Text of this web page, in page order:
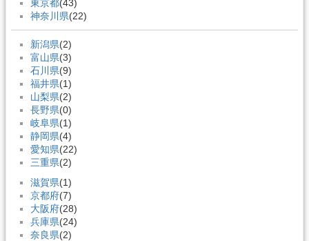
東京都(43)
神奈川県(22)
新潟県(2)
富山県(3)
石川県(9)
福井県(1)
山梨県(2)
長野県(0)
岐阜県(1)
静岡県(4)
愛知県(22)
三重県(2)
滋賀県(1)
京都府(7)
大阪府(28)
兵庫県(24)
奈良県(2)